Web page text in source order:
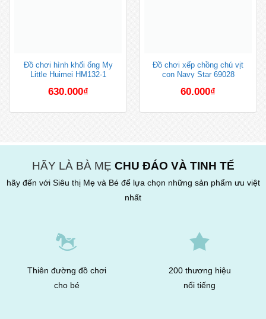
Đồ chơi hình khối ống My
Little Huimei HM132-1
630.000₫
Đồ chơi xếp chồng chú vịt
con Navy Star 69028
60.000₫
HÃY LÀ BÀ MẸ CHU ĐÁO VÀ TINH TẾ
hãy đến với Siêu thị Mẹ và Bé để lựa chọn những sản phẩm ưu việt
nhất
Thiên đường đồ chơi
cho bé
200 thương hiệu
nổi tiếng